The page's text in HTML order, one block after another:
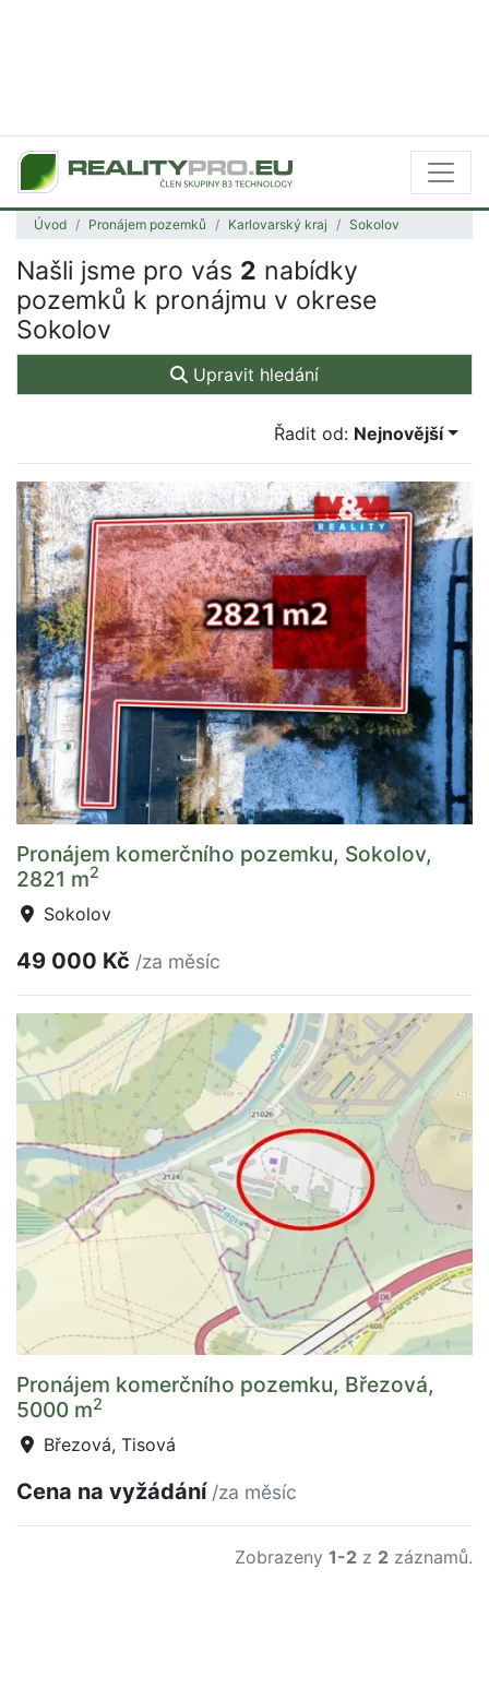
Úvod Pronájem pozemků Karlovarský kraj Sokolov
Našli jsme pro vás 2 nabídky
pozemků k pronájmu v okrese
Sokolov
Upravit hledání
Řadit od: Nejnovější
Pronájem komerčního pozemku, Sokolov,
2821 m2
Sokolov
49 000 Kč /za měsíc
Pronájem komerčního pozemku, Březová,
5000 m2
Březová, Tisová
Cena na vyžádání /za měsíc
Zobrazeny 1-2 z 2 záznamů.